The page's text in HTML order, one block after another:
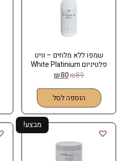
שמפו ללא מלחים – וויט
פלטיניום White Platinium
₪89
₪80
הוספה לסל
מבצע!